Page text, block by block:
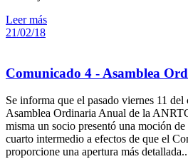
Leer más
21/02/18
Comunicado 4 - Asamblea
Se informa que el pasado viernes 11
Asamblea Ordinaria Anual de la
misma un socio presentó una moción
cuarto intermedio a efectos de que el
proporcione una apertura más